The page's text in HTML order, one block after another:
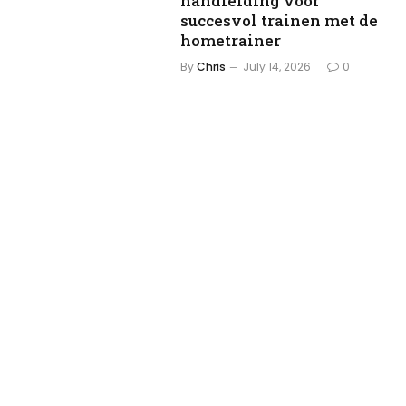
succesvol trainen met de
hometrainer
ByChris July 14, 2026 0